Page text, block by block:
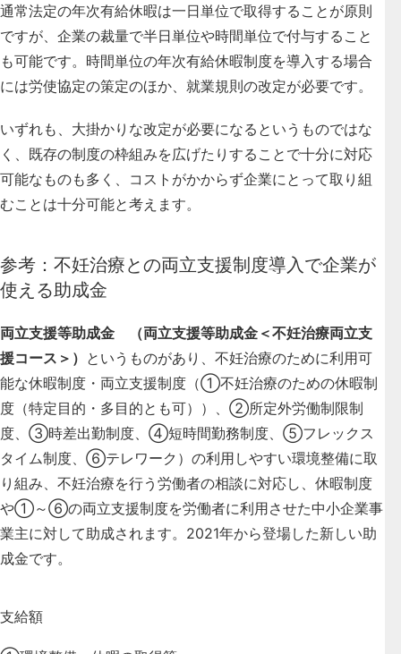
通常法定の年次有給休暇は一日単位で取得することが原則
ですが、 企業の裁量で半日単位や時間単位で付与すること
も可能です。時間単位の年次有給休暇制度を導入する場合
には労使協定の策定のほか、就業規則の改定が必要です。
いずれも、 大掛かりな改定が必要になるというものではな
く、既存の制度の枠組みを広げたりすることで十分に対応
可能なものも多く、コストがかからず企業にとって取り組
むことは十分可能と考えます。
参考：不妊治療との両立支援制度導入で企業が
使える助成金
両立支援等助成金 （両立支援等助成金＜不妊治療両立支
援コース＞） というものがあり、不妊治療のために利用可
能な休暇制度・両立支援制度（①不妊治療のための休暇制
度（特定目的・多目的とも可））、②所定外労働制限制
度、③時差出勤制度、④短時間勤務制度、⑤フレックス
タイム制度、⑥テレワーク）の利用しやすい環境整備に取
り組み、不妊治療を行う労働者の相談に対応し、休暇制度
や①～⑥の両立支援制度を労働者に利用させた中小企業事
業主に対して助成されます。2021年から登場した新しい助
成金です。
支給額